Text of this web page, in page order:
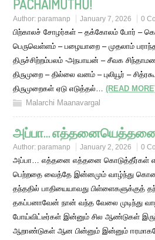
PACHAIMUTHU!
Author: paramanp January 7, 2026 0
பிற்காலச் சோழர்கள் – தக்கோலம் போர் –
பெருவெள்ளம் – பழையாறை – முதலாம்
திருச்சிற்றம்பலம் -அநபாயன் – சீவக
திருமுறை – தில்லை வனம் – புலியூர் –
திருமுறைகள் ஏடு எடுத்தல்…(READ
Malarchi Maanavargal
அப்பா…
Author: paramanp January 2, 2026 0
அப்பா… எத்தனை எத்தனை கொடுத்தீர்கள்
பெற்றதை வைத்தே இன்னமும் வாழ்ந்து
தந்ததில் பாதியையாவது பிள்ளைகளுக்குத்
தகப்பனாவேன் நான் வந்த வேலை முடிந்து
போய்விட்டீர்கள் இன்னும் சில ஆண்டுகள்
ஆறாண்டுகள் ஆன பின்னும் இன்னும்